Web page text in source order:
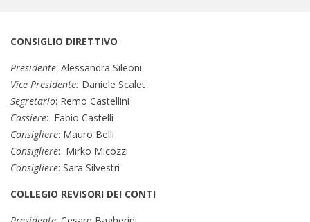
CONSIGLIO DIRETTIVO
Presidente: Alessandra Sileoni
Vice Presidente: Daniele Scalet
Segretario: Remo Castellini
Cassiere: Fabio Castelli
Consigliere: Mauro Belli
Consigliere: Mirko Micozzi
Consigliere: Sara Silvestri
COLLEGIO REVISORI DEI CONTI